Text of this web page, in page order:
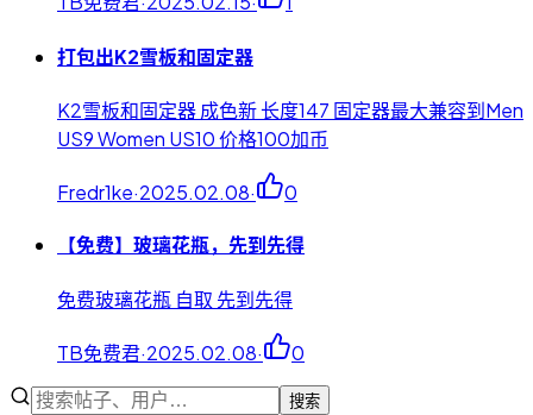
打包出K2雪板和固定器
K2雪板和固定器 成色新 长度147 固定器最大兼容到Men
US9 Women US10 价格100加币
Fredr1ke·2025.02.08· 0
【免费】玻璃花瓶，先到先得
免费玻璃花瓶 自取 先到先得
TB免费君·2025.02.08· 0
搜索